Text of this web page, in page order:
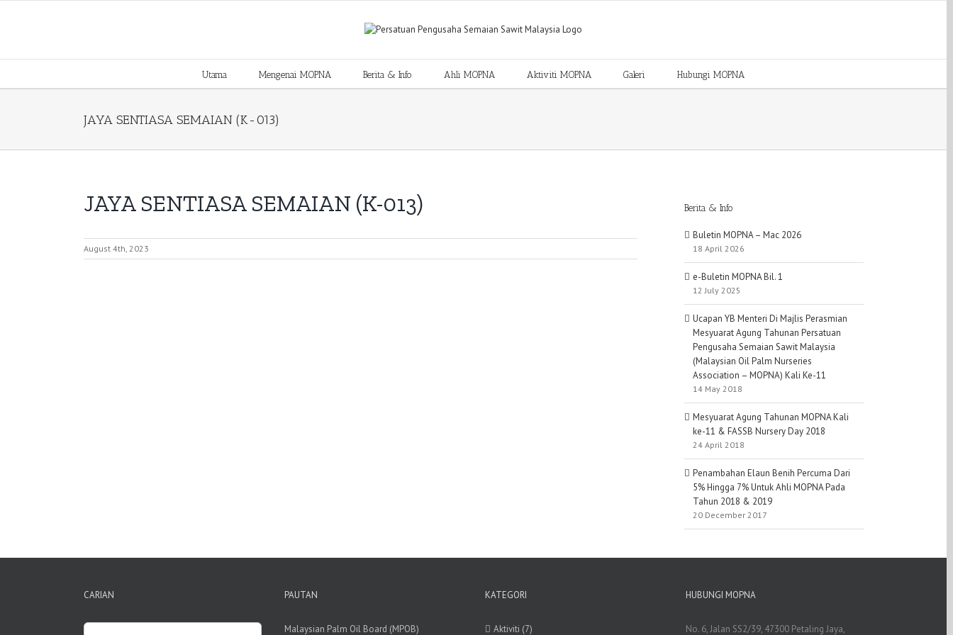
Utama Mengenai MOPNA Berita & Info Ahli MOPNA Aktiviti MOPNA Galeri Hubungi MOPNA
JAYA SENTIASA SEMAIAN (K-013)
JAYA SENTIASA SEMAIAN (K-013)
August 4th, 2023
Berita & Info
Buletin MOPNA – Mac 2026
18 April 2026
e-Buletin MOPNA Bil. 1
12 July 2025
Ucapan YB Menteri Di Majlis Perasmian
Mesyuarat Agung Tahunan Persatuan
Pengusaha Semaian Sawit Malaysia
(Malaysian Oil Palm Nurseries
Association – MOPNA) Kali Ke-11
14 May 2018
Mesyuarat Agung Tahunan MOPNA Kali
ke-11 & FASSB Nursery Day 2018
24 April 2018
Penambahan Elaun Benih Percuma Dari
5% Hingga 7% Untuk Ahli MOPNA Pada
Tahun 2018 & 2019
20 December 2017
CARIAN
Search
PAUTAN
Malaysian Palm Oil Board (MPOB)
KATEGORI
Aktiviti (7)
HUBUNGI MOPNA
No. 6, Jalan SS2/39, 47300 Petaling Jaya,